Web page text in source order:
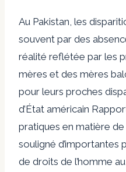
Au Pakistan, les
souvent par des
réalité reflétée par les
mères et des mères
pour leurs proches
d’État américain
pratiques en matière
souligné d’importantes
de droits de l’homme